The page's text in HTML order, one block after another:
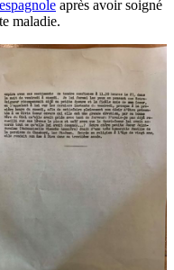
après avoir soigné
maladie.